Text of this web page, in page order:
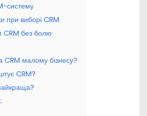
систему
при виборі CRM
CRM без болю
CRM малому бізнесу?
CRM?